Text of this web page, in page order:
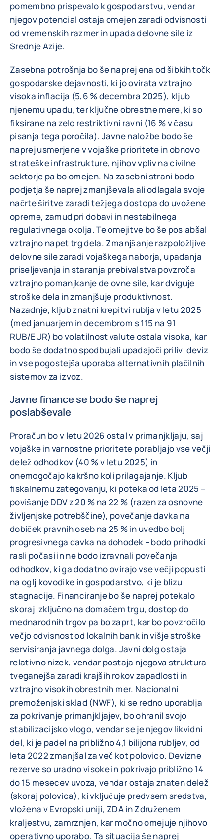
pomembno prispevalo k gospodarstvu, vendar
njegov potencial ostaja omejen zaradi odvisnosti
od vremenskih razmer in upada delovne sile iz
Srednje Azije.
Zasebna potrošnja bo še naprej ena od šibkih točk
gospodarske dejavnosti, ki jo ovirata vztrajno
visoka inflacija (5,6 % decembra 2025), kljub
njenemu upadu, ter ključne obrestne mere, ki so
fiksirane na zelo restriktivni ravni (16 % v času
pisanja tega poročila). Javne naložbe bodo še
naprej usmerjene v vojaške prioritete in obnovo
strateške infrastrukture, njihov vpliv na civilne
sektorje pa bo omejen. Na zasebni strani bodo
podjetja še naprej zmanjševala ali odlagala svoje
načrte širitve zaradi težjega dostopa do uvožene
opreme, zamud pri dobavi in nestabilnega
regulativnega okolja. Te omejitve bo še poslabšal
vztrajno napet trg dela. Zmanjšanje razpoložljive
delovne sile zaradi vojaškega naborja, upadanja
priseljevanja in staranja prebivalstva povzroča
vztrajno pomanjkanje delovne sile, kar dviguje
stroške dela in zmanjšuje produktivnost.
Nazadnje, kljub znatni krepitvi rublja v letu 2025
(med januarjem in decembrom s 115 na 91
RUB/EUR) bo volatilnost valute ostala visoka, kar
bodo še dodatno spodbujali upadajoči prilivi deviz
in vse pogostejša uporaba alternativnih plačilnih
sistemov za izvoz.
Javne finance se bodo še naprej
poslabševale
Proračun bo v letu 2026 ostal v primanjkljaju, saj
vojaške in varnostne prioritete porabljajo vse večji
delež odhodkov (40 % v letu 2025) in
onemogočajo kakršno koli prilagajanje. Kljub
fiskalnemu zategovanju, ki poteka od leta 2025 –
povišanje DDV z 20 % na 22 % (razen za osnovne
življenjske potrebščine), povečanje davka na
dobiček pravnih oseb na 25 % in uvedbo bolj
progresivnega davka na dohodek – bodo prihodki
rasli počasi in ne bodo izravnali povečanja
odhodkov, ki ga dodatno ovirajo vse večji popusti
na ogljikovodike in gospodarstvo, ki je blizu
stagnacije. Financiranje bo še naprej potekalo
skoraj izključno na domačem trgu, dostop do
mednarodnih trgov pa bo zaprt, kar bo povzročilo
večjo odvisnost od lokalnih bank in višje stroške
servisiranja javnega dolga. Javni dolg ostaja
relativno nizek, vendar postaja njegova struktura
tveganejša zaradi krajših rokov zapadlosti in
vztrajno visokih obrestnih mer. Nacionalni
premoženjski sklad (NWF), ki se redno uporablja
za pokrivanje primanjkljajev, bo ohranil svojo
stabilizacijsko vlogo, vendar se je njegov likvidni
del, ki je padel na približno 4,1 bilijona rubljev, od
leta 2022 zmanjšal za več kot polovico. Devizne
rezerve so uradno visoke in pokrivajo približno 14
do 15 mesecev uvoza, vendar ostaja znaten delež
(skoraj polovica), ki vključuje predvsem sredstva,
vložena v Evropski uniji, ZDA in Združenem
kraljestvu, zamrznjen, kar močno omejuje njihovo
operativno uporabo. Ta situacija še naprej